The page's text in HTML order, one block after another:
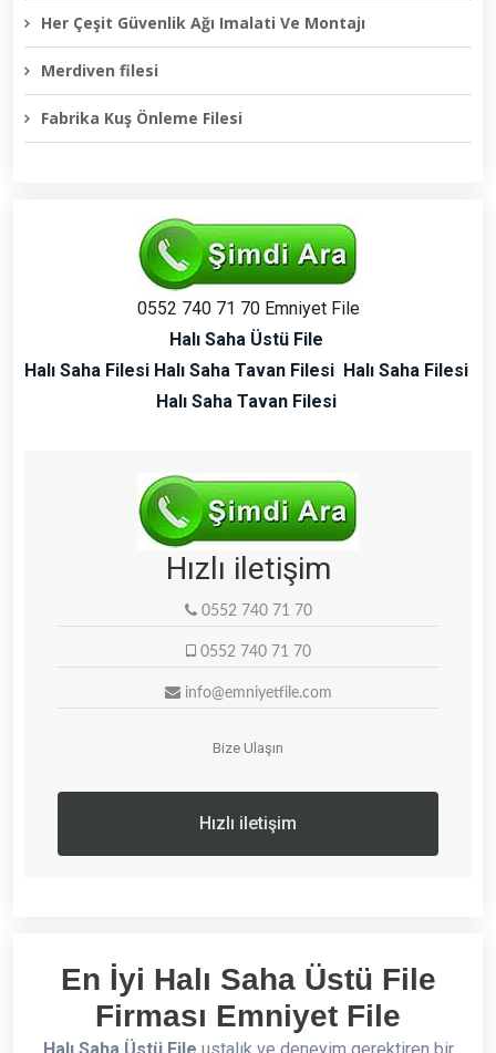
Her Çeşit Güvenlik Ağı Imalati Ve Montajı
Merdiven filesi
Fabrika Kuş Önleme Filesi
0552 740 71 70 Emniyet File
Halı Saha Üstü File
Halı Saha Filesi Halı Saha Tavan Filesi Halı Saha Filesi
Halı Saha Tavan Filesi
Hızlı iletişim
0552 740 71 70
0552 740 71 70
info@emniyetfile.com
Bize Ulaşın
Hızlı iletişim
En İyi Halı Saha Üstü File
Firması Emniyet File